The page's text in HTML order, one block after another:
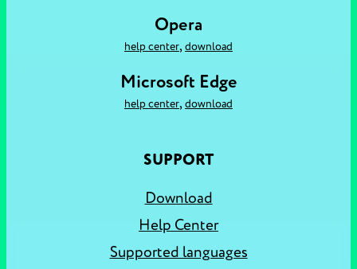
Opera
help center, download
Microsoft Edge
help center, download
SUPPORT
Download
Help Center
Supported languages